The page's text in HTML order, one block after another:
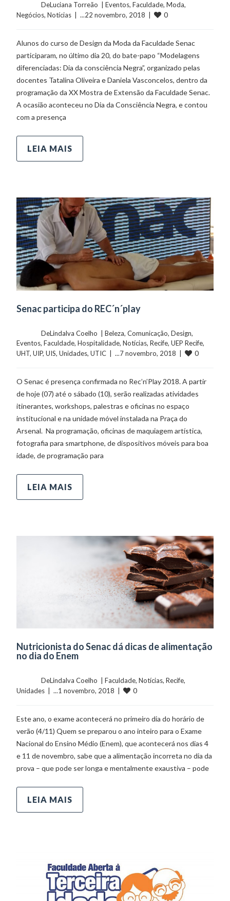
	    	DeLuciana Torreão  |
Eventos, Faculdade, Moda
Negócios, Notícias
  |  ...22 novembro, 2018  |
0
Alunos do curso de Design da Moda da Faculdade Senac
participaram, no último dia 20, do bate-papo “Modelagens
diferenciadas: Dia da consciência Negra”, organizado pelas
docentes Tatalina Oliveira e Daniela Vasconcelos, dentro da
programação da XX Mostra de Extensão da Faculdade Senac.
A ocasião aconteceu no Dia da Consciência Negra, e contou
com a presença
LEIA MAIS
Senac participa do REC´n´play
	    	DeLindalva Coelho  |
Beleza, Comunicação, Design
Eventos, Faculdade, Hospitalidade, Notícias, Recife, UEP Recife
UHT, UIP, UIS, Unidades, UTIC
  |  ...7 novembro, 2018  |
0
O Senac é presença confirmada no Rec’n’Play 2018. A partir
de hoje (07) até o sábado (10), serão realizadas atividades
itinerantes, workshops, palestras e oficinas no espaço
institucional e na unidade móvel instalada na Praça do
Arsenal. Na programação, oficinas de maquiagem artística,
fotografia para smartphone, de dispositivos móveis para boa
idade, de programação para
LEIA MAIS
Nutricionista do Senac dá dicas de alimentação
no dia do Enem
	    	DeLindalva Coelho  |
Faculdade, Notícias, Recife
Unidades
  |  ...1 novembro, 2018  |
0
Este ano, o exame acontecerá no primeiro dia do horário de
verão (4/11) Quem se preparou o ano inteiro para o Exame
Nacional do Ensino Médio (Enem), que acontecerá nos dias 4
e 11 de novembro, sabe que a alimentação incorreta no dia da
prova – que pode ser longa e mentalmente exaustiva – pode
LEIA MAIS